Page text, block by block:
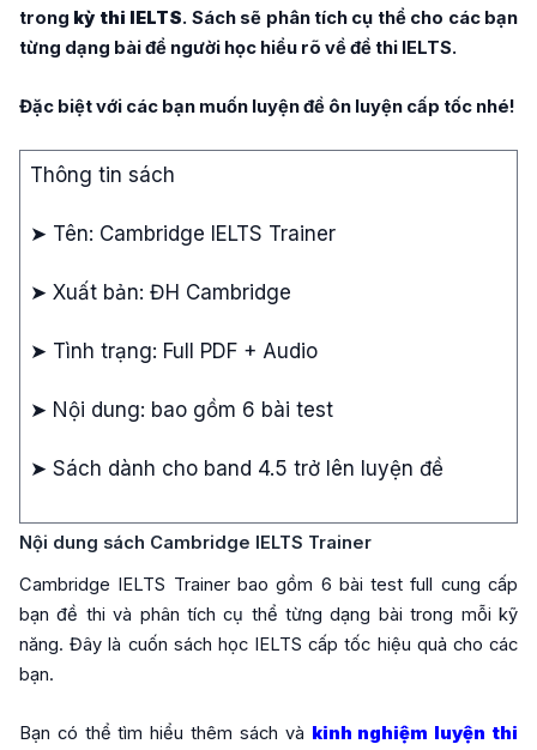
trong kỳ thi IELTS. Sách sẽ phân tích cụ thể cho các bạn
từng dạng bài để người học hiểu rõ về đề thi IELTS.
Đặc biệt với các bạn muốn luyện đề ôn luyện cấp tốc nhé!
Thông tin sách
➤ Tên: Cambridge IELTS Trainer
➤ Xuất bản: ĐH Cambridge
➤ Tình trạng: Full PDF + Audio
➤ Nội dung: bao gồm 6 bài test
➤ Sách dành cho band 4.5 trở lên luyện đề
Nội dung sách Cambridge IELTS Trainer
Cambridge IELTS Trainer bao gồm 6 bài test full cung cấp
bạn đề thi và phân tích cụ thể từng dạng bài trong mỗi kỹ
năng. Đây là cuốn sách học IELTS cấp tốc hiệu quả cho các
bạn.
Bạn có thể tìm hiểu thêm sách và kinh nghiệm luyện thi